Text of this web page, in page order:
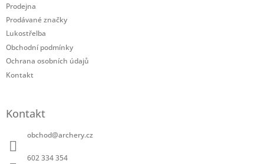
Prodejna
Prodávané značky
Lukostřelba
Obchodní podmínky
Ochrana osobních údajů
Kontakt
Kontakt
obchod@archery.cz
602 334 354